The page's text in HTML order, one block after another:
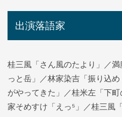
出演落語家
桂三風「さん風のたより」／
っと岳」／林家染吉「振り込
がやってきた」／桂米左「下
家そめすけ「えっ⁵」／桂三風